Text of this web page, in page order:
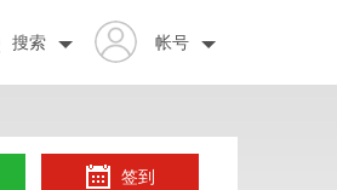
帐号
搜索
签到